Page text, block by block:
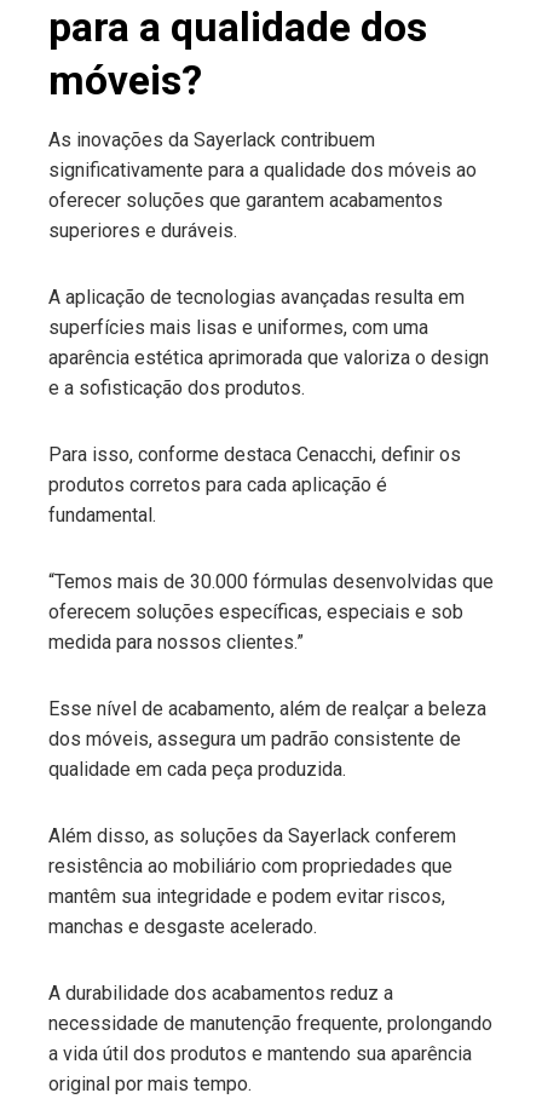
para a qualidade dos
móveis?
As inovações da Sayerlack contribuem
significativamente para a qualidade dos móveis ao
oferecer soluções que garantem acabamentos
superiores e duráveis.
A aplicação de tecnologias avançadas resulta em
superfícies mais lisas e uniformes, com uma
aparência estética aprimorada que valoriza o design
e a sofisticação dos produtos.
Para isso, conforme destaca Cenacchi, definir os
produtos corretos para cada aplicação é
fundamental.
“Temos mais de 30.000 fórmulas desenvolvidas que
oferecem soluções específicas, especiais e sob
medida para nossos clientes.”
Esse nível de acabamento, além de realçar a beleza
dos móveis, assegura um padrão consistente de
qualidade em cada peça produzida.
Além disso, as soluções da Sayerlack conferem
resistência ao mobiliário com propriedades que
mantêm sua integridade e podem evitar riscos,
manchas e desgaste acelerado.
A durabilidade dos acabamentos reduz a
necessidade de manutenção frequente, prolongando
a vida útil dos produtos e mantendo sua aparência
original por mais tempo.